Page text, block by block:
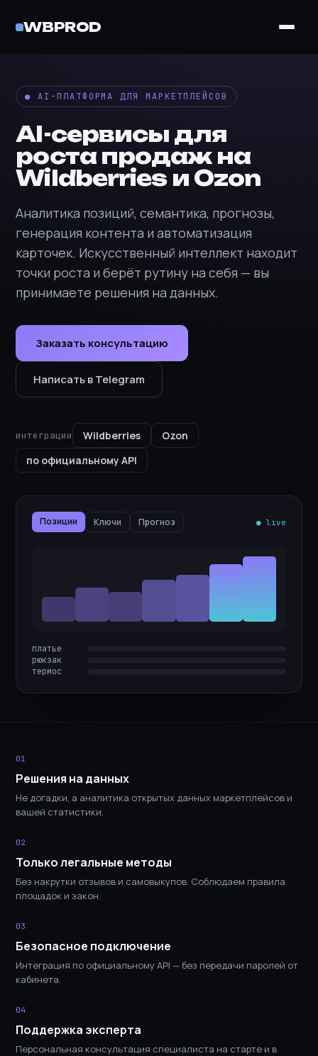
WBPROD
● AI-ПЛАТФОРМА ДЛЯ МАРКЕТПЛЕЙСОВ
AI-сервисы для
роста продаж на
Wildberries и Ozon
Аналитика позиций, семантика, прогнозы,
генерация контента и автоматизация
карточек. Искусственный интеллект находит
точки роста и берёт рутину на себя — вы
принимаете решения на данных.
Заказать консультацию
Написать в Telegram
интеграции Wildberries
Ozon
по официальному API
Позиции Ключи Прогноз ● live
платье
рюкзак
термос
01
Решения на данных
Не догадки, а аналитика открытых данных маркетплейсов и
вашей статистики.
02
Только легальные методы
Без накрутки отзывов и самовыкупов. Соблюдаем правила
площадок и закон.
03
Безопасное подключение
Интеграция по официальному API — без передачи паролей от
кабинета.
04
Поддержка эксперта
Персональная консультация специалиста на старте и в